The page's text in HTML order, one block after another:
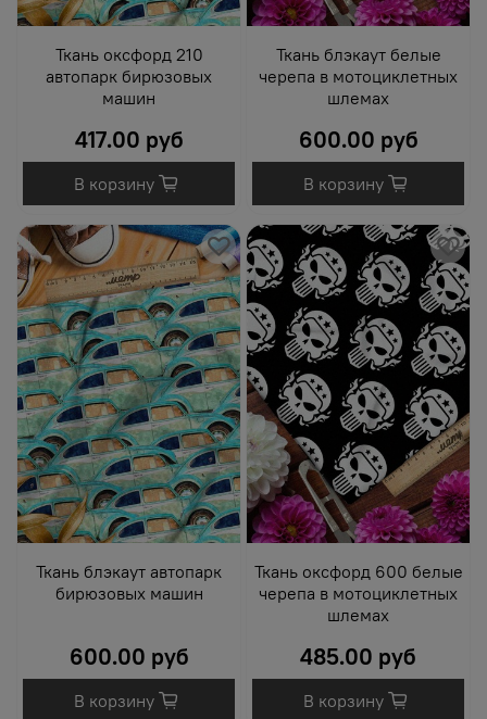
Ткань оксфорд 210
автопарк бирюзовых
машин
417.00 руб
В корзину
Ткань блэкаут белые
черепа в мотоциклетных
шлемах
600.00 руб
В корзину
Ткань блэкаут автопарк
бирюзовых машин
600.00 руб
В корзину
Ткань оксфорд 600 белые
черепа в мотоциклетных
шлемах
485.00 руб
В корзину